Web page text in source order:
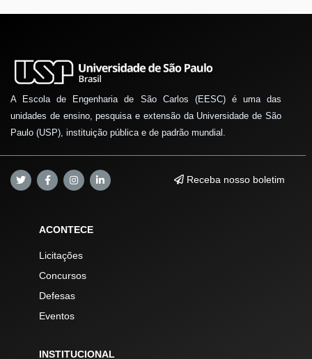
A Escola de Engenharia de São Carlos (EESC) é uma das
unidades de ensino, pesquisa e extensão da Universidade de São
Paulo (USP), instituição pública e de padrão mundial.
Receba nosso boletim
ACONTECE
Licitações
Concursos
Defesas
Eventos
INSTITUCIONAL